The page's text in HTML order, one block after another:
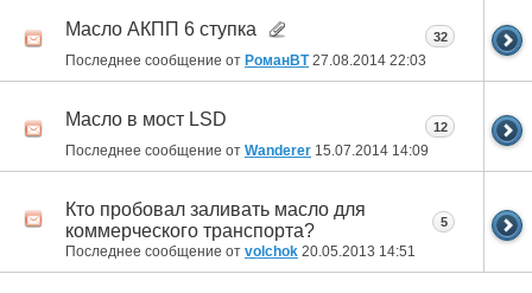
Масло АКПП 6 ступка
Последнее сообщение от РоманВТ27.08.2014 22:03
32
Масло в мост LSD
Последнее сообщение от Wanderer 15.07.2014 14:09
12
Кто пробовал заливать масло для
коммерческого транспорта?
Последнее сообщение от volchok 20.05.2013 14:51
5